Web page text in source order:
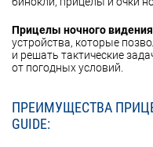
Прицелы ночного
устройства, которые
и решать тактические
от погодных условий.
ПРЕИМУЩЕСТВА
GUIDE: